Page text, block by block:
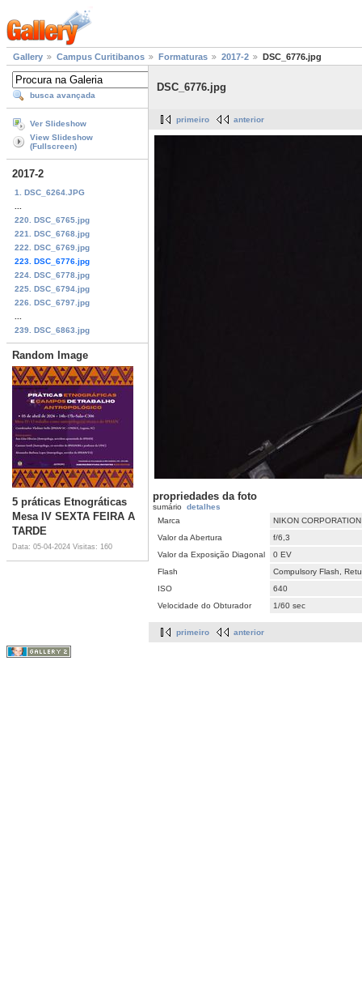
Gallery Campus Curitibanos Formaturas 2017-2 DSC_6776.jpg
busca avançada
Ver Slideshow
View Slideshow
(Fullscreen)
2017-2
1. DSC_6264.JPG
220. DSC_6765.jpg
221. DSC_6768.jpg
222. DSC_6769.jpg
223. DSC_6776.jpg
224. DSC_6778.jpg
225. DSC_6794.jpg
226. DSC_6797.jpg
239. DSC_6863.jpg
Random Image
5 práticas Etnográticas
Mesa IV SEXTA FEIRA A
TARDE
Data: 05-04-2024 Visitas: 160
DSC_6776.jpg
primeiro anterior
propriedades da foto
sumário detalhes
Marca
NIKON CORPORATION
Valor da Abertura
f/6,3
Valor da Exposição Diagonal
0 EV
Flash
Compulsory Flash,
ISO
640
Velocidade do Obturador
1/60 sec
primeiro anterior